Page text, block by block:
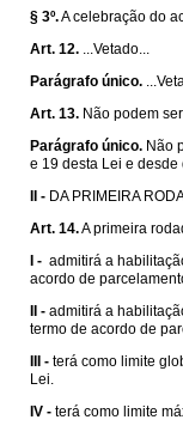
§ 3º.A celebração do
Art. 12. ...Vetado...
Parágrafo único.
Art. 13. Não podem
Parágrafo único. Não
e 19 desta Lei e
II - DA PRIMEIRA
Art. 14.A primeira
I - admitirá a
acordo de
II - admitirá a
termo de acordo de
III - terá como limite
Lei.
IV - terá como limite